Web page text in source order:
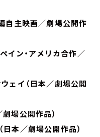
自主映画／劇場公開作
イン・アメリカ合作／
ェイ（日本／劇場公開
場公開作品）
本／劇場公開作品）